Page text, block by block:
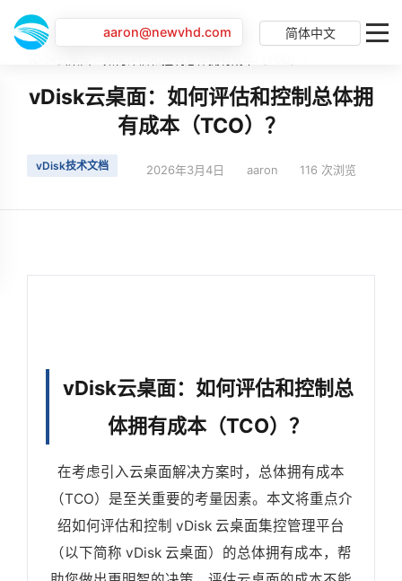
aaron@newvhd.com 简体中文
首页
最新动态
vDisk云桌面：如何评估和控制总体拥
有成本（TCO）？
vDisk技术文档 2026年3月4日 aaron 116 次浏览
vDisk云桌面：如何评估和控制总
体拥有成本（TCO）？
在考虑引入云桌面解决方案时，总体拥有成本
（TCO）是至关重要的考量因素。本文将重点介
绍如何评估和控制 vDisk 云桌面集控管理平台
（以下简称 vDisk 云桌面）的总体拥有成本，帮